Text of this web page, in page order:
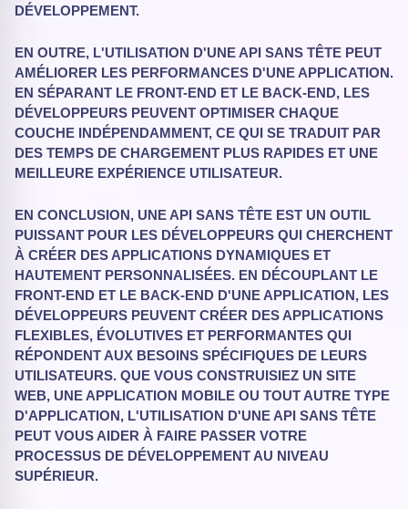
DÉVELOPPEMENT.
EN OUTRE, L'UTILISATION D'UNE API SANS TÊTE PEUT
AMÉLIORER LES PERFORMANCES D'UNE APPLICATION.
EN SÉPARANT LE FRONT-END ET LE BACK-END, LES
DÉVELOPPEURS PEUVENT OPTIMISER CHAQUE
COUCHE INDÉPENDAMMENT, CE QUI SE TRADUIT PAR
DES TEMPS DE CHARGEMENT PLUS RAPIDES ET UNE
MEILLEURE EXPÉRIENCE UTILISATEUR.
EN CONCLUSION, UNE API SANS TÊTE EST UN OUTIL
PUISSANT POUR LES DÉVELOPPEURS QUI CHERCHENT
À CRÉER DES APPLICATIONS DYNAMIQUES ET
HAUTEMENT PERSONNALISÉES. EN DÉCOUPLANT LE
FRONT-END ET LE BACK-END D'UNE APPLICATION, LES
DÉVELOPPEURS PEUVENT CRÉER DES APPLICATIONS
FLEXIBLES, ÉVOLUTIVES ET PERFORMANTES QUI
RÉPONDENT AUX BESOINS SPÉCIFIQUES DE LEURS
UTILISATEURS. QUE VOUS CONSTRUISIEZ UN SITE
WEB, UNE APPLICATION MOBILE OU TOUT AUTRE TYPE
D'APPLICATION, L'UTILISATION D'UNE API SANS TÊTE
PEUT VOUS AIDER À FAIRE PASSER VOTRE
PROCESSUS DE DÉVELOPPEMENT AU NIVEAU
SUPÉRIEUR.